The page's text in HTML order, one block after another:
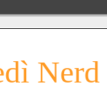
Nerd